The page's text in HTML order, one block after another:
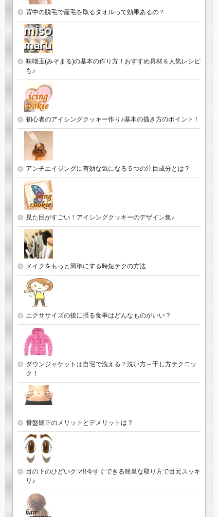
背中の脱毛で産毛を取るタオルって効果あるの？
味噌玉(みそまる)の基本の作り方！おすすめ具材＆人気レシピ
も♪
初心者のアイシングクッキー作り♪基本の描き方のポイント！
アンチエイジングに有効な気になる５つの注目成分とは？
見た目がすごい！アイシングクッキーのデザイン集♪
メイクをもっと簡単にする時短テクの方法
エクササイズの後に摂る食事はどんなものがいい？
ダウンジャケットは自宅で洗える？洗い方～干し方テクニッ
ク！
骨盤矯正のメリットとデメリットは？
目の下のひどいクマ!!今すぐできる簡単な取り方で目元スッキ
リ♪